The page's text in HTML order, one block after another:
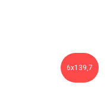
6х139,7